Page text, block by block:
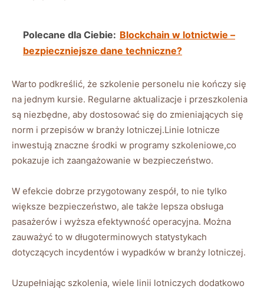
Polecane dla Ciebie: Blockchain w lotnictwie –
bezpieczniejsze dane techniczne?
Warto podkreślić, że szkolenie personelu nie kończy się
na jednym kursie. Regularne aktualizacje i ‌przeszkolenia‍
są niezbędne, aby dostosować się do​ zmieniających się
⁢norm i przepisów w branży lotniczej.Linie lotnicze
inwestują znaczne środki w programy szkoleniowe,co
pokazuje ich zaangażowanie w bezpieczeństwo.
W efekcie dobrze ⁤przygotowany​ zespół, to nie tylko
większe bezpieczeństwo, ale także⁤ lepsza obsługa
pasażerów i wyższa efektywność ‍operacyjna. Można
zauważyć to w ‍długoterminowych ⁤statystykach
dotyczących incydentów i wypadków w branży lotniczej.
Uzupełniając szkolenia, wiele linii lotniczych dodatkowo